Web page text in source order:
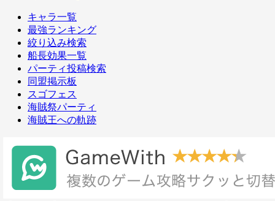
キャラ一覧
最強ランキング
絞り込み検索
船長効果一覧
パーティ投稿検索
同盟掲示板
スゴフェス
海賊祭パーティ
海賊王への軌跡